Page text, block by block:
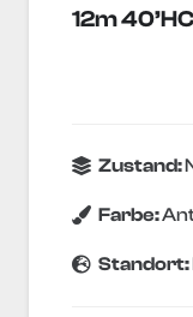
12m
Zustand:
Farbe:
Standort: